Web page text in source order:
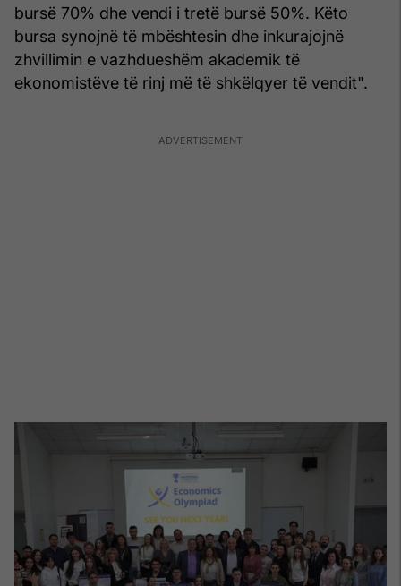
bursë 70% dhe vendi i tretë bursë 50%. Këto
bursa synojnë të mbështesin dhe inkurajojnë
zhvillimin e vazhdueshëm akademik të
ekonomistëve të rinj më të shkëlqyer të vendit".